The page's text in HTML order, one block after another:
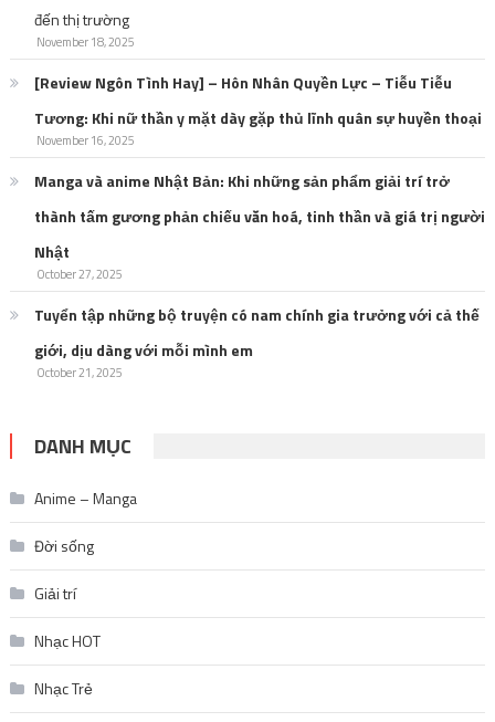
đến thị trường
November 18, 2025
[Review Ngôn Tình Hay] – Hôn Nhân Quyền Lực – Tiễu Tiễu
Tương: Khi nữ thần y mặt dày gặp thủ lĩnh quân sự huyền thoại
November 16, 2025
Manga và anime Nhật Bản: Khi những sản phẩm giải trí trở
thành tấm gương phản chiếu văn hoá, tinh thần và giá trị người
Nhật
October 27, 2025
Tuyển tập những bộ truyện có nam chính gia trưởng với cả thế
giới, dịu dàng với mỗi mình em
October 21, 2025
DANH MỤC
Anime – Manga
Đời sống
Giải trí
Nhạc HOT
Nhạc Trẻ